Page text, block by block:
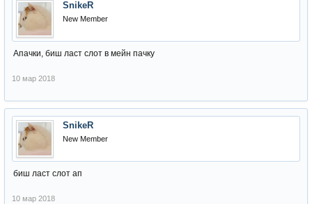
SnikeR
New Member
Апачки, биш ласт слот в мейн пачку
10 мар 2018
SnikeR
New Member
биш ласт слот ап
10 мар 2018